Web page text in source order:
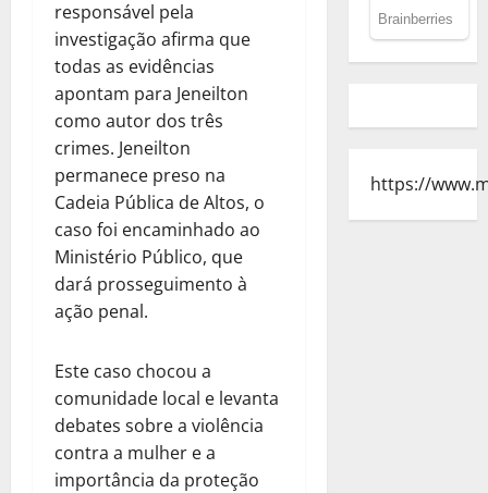
responsável pela
investigação afirma que
todas as evidências
apontam para Jeneilton
como autor dos três
crimes. Jeneilton
permanece preso na
Cadeia Pública de Altos, o
caso foi encaminhado ao
Ministério Público, que
dará prosseguimento à
ação penal.
Este caso chocou a
comunidade local e levanta
debates sobre a violência
contra a mulher e a
importância da proteção
https://